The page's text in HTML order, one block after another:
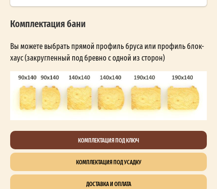
Комплектация бани
Вы можете выбрать прямой профиль бруса или профиль блок-
хаус (закругленный под бревно с одной из сторон)
КОМПЛЕКТАЦИЯ ПОД КЛЮЧ
КОМПЛЕКТАЦИЯ ПОД УСАДКУ
ДОСТАВКА И ОПЛАТА